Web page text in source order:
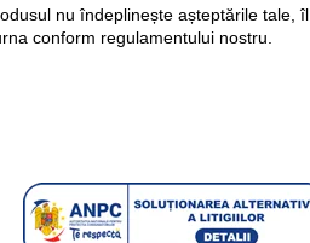
nu îndeplinește așteptările tale, îl
conform regulamentului nostru.